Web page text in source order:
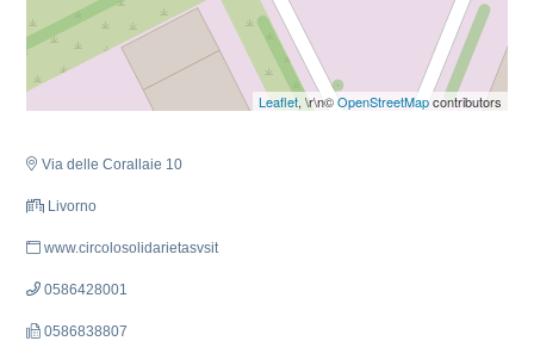
Leaflet, \r\n©OpenStreetMapcontributors
Via delle Corallaie 10
Livorno
www.circolosolidarietasvsit
0586428001
0586838807